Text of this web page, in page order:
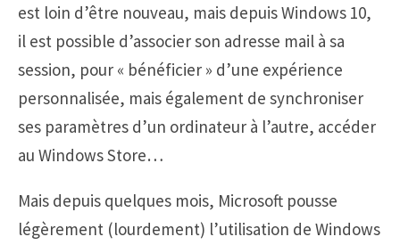
est loin d’être nouveau, mais depuis Windows 10,
il est possible d’associer son adresse mail à sa
session, pour « bénéficier » d’une expérience
personnalisée, mais également de synchroniser
ses paramètres d’un ordinateur à l’autre, accéder
au Windows Store…
Mais depuis quelques mois, Microsoft pousse
légèrement (lourdement) l’utilisation de Windows